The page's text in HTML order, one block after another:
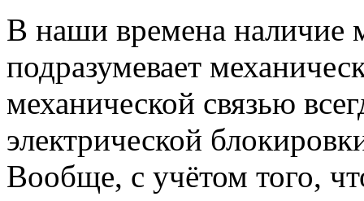
В наши времена наличие
подразумевает
механической связью
электрической
Вообще, с учётом того,